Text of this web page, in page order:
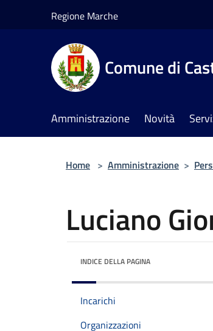
Regione Marche
Comune di
Amministrazione Novità
Home > Amministrazione >
Luciano
INDICE DELLA PAGINA
Incarichi
Organizzazioni